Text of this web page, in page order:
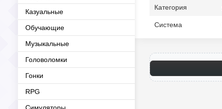
Казуальные
Обучающие
Музыкальные
Головоломки
Гонки
RPG
Категория
Система